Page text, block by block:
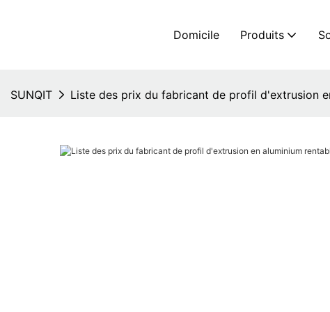
Domicile Produits
SUNQIT Liste des prix du fabricant de profil d'extrusion